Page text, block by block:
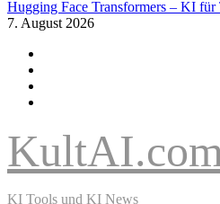
Hugging Face Transformers – KI für
7. August 2026
KI Tools und KI News